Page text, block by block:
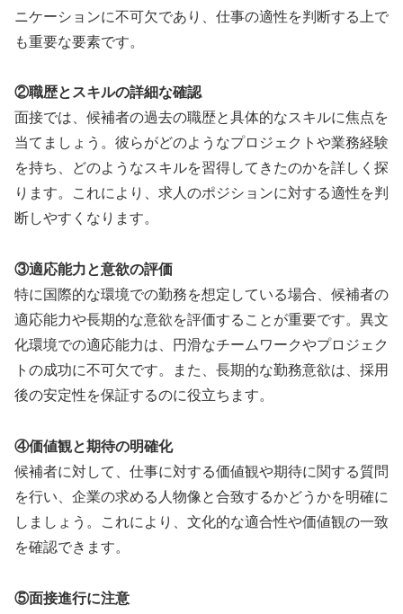
ニケーションに不可欠であり、仕事の適性を判断する上で
も重要な要素です。
②職歴とスキルの詳細な確認
面接では、候補者の過去の職歴と具体的なスキルに焦点を
当てましょう。彼らがどのようなプロジェクトや業務経験
を持ち、どのようなスキルを習得してきたのかを詳しく探
ります。これにより、求人のポジションに対する適性を判
断しやすくなります。
③適応能力と意欲の評価
特に国際的な環境での勤務を想定している場合、候補者の
適応能力や長期的な意欲を評価することが重要です。異文
化環境での適応能力は、円滑なチームワークやプロジェク
トの成功に不可欠です。また、長期的な勤務意欲は、採用
後の安定性を保証するのに役立ちます。
④価値観と期待の明確化
候補者に対して、仕事に対する価値観や期待に関する質問
を行い、企業の求める人物像と合致するかどうかを明確に
しましょう。これにより、文化的な適合性や価値観の一致
を確認できます。
⑤面接進行に注意